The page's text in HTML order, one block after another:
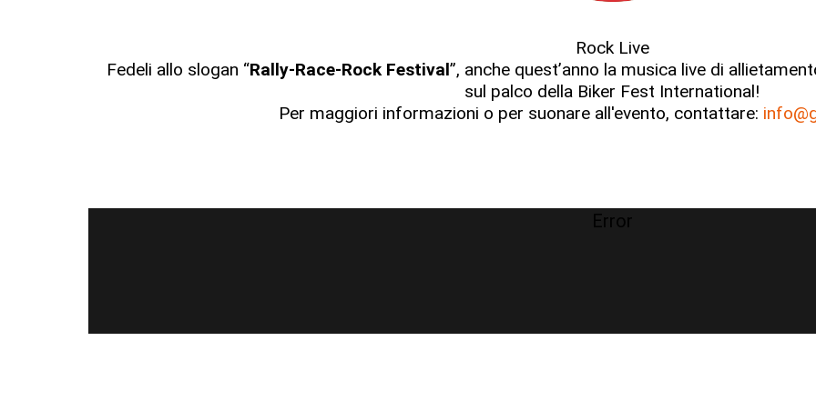
Rock Live
Fedeli allo slogan “Rally-Race-Rock Festival”, anche quest’anno la musica live di
sul palco della Biker Fest International!
Per maggiori informazioni o per suonare all'evento, contattare:
Error